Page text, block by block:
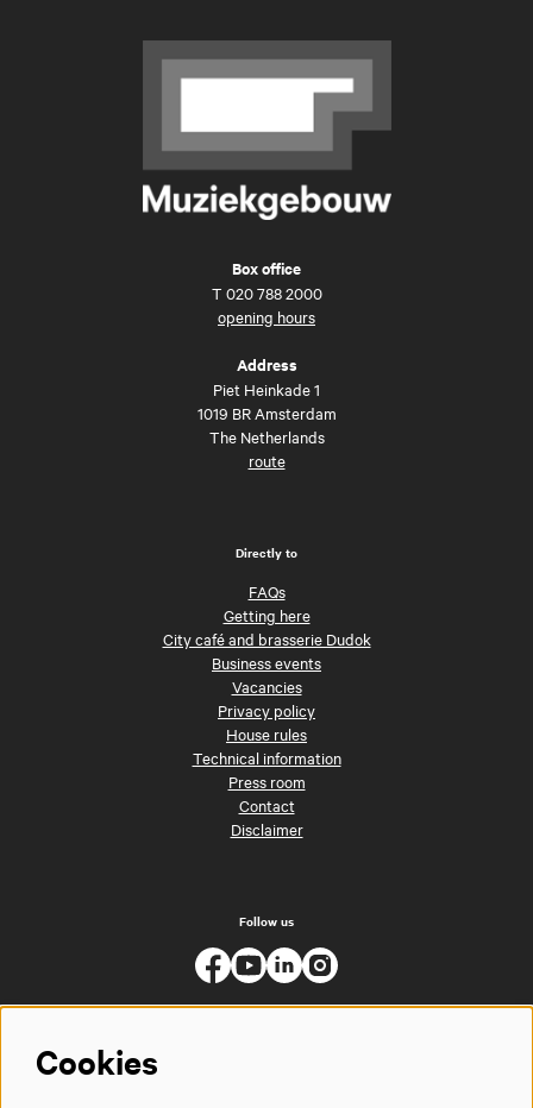
Box office
T 020 788 2000
opening hours
Address
Piet Heinkade 1
1019 BR Amsterdam
The Netherlands
route
Directly to
FAQs
Getting here
City café and brasserie Dudok
Business events
Vacancies
Privacy policy
House rules
Technical information
Press room
Contact
Disclaimer
Follow us
Cookies